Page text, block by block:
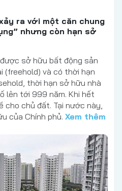
ra với một căn chung
nhưng còn hạn sở
sở hữu bất động sản
(freehold) và có thời hạn
thời hạn sở hữu nhà
lên tới 999 năm. Khi hết
cho chủ đất. Tại nước này,
của Chính phủ. Xem thêm